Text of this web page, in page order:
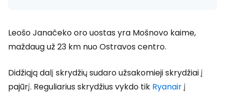
Leošo Janačeko oro uostas yra Mošnovo kaime,
maždaug už 23 km nuo Ostravos centro.
Didžiąją dalį skrydžių sudaro užsakomieji skrydžiai į
pajūrį. Reguliarius skrydžius vykdo tik Ryanairį